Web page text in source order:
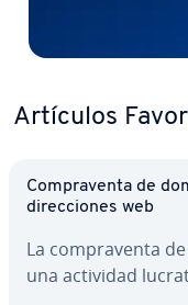
Artículos
Co­m­pra­ve­n­ta de
di­re­c­cio­nes web
La co­m­pra­ve­n­ta
una actividad